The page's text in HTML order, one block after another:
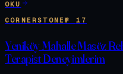
OKU
CORNERSTONE№ 17
Yeniköy Mahalle Masöz
Terapist Deneyimlerim